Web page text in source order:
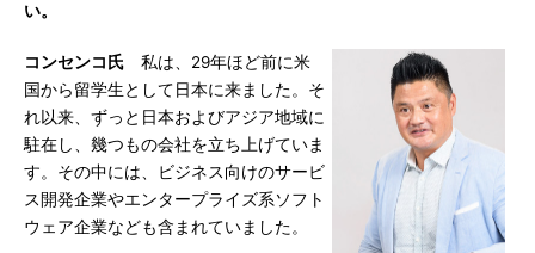
い。
コンセンコ氏 私は、29年ほど前に米
国から留学生として日本に来ました。そ
れ以来、ずっと日本およびアジア地域に
駐在し、幾つもの会社を立ち上げていま
す。その中には、ビジネス向けのサービ
ス開発企業やエンタープライズ系ソフト
ウェア企業なども含まれていました。